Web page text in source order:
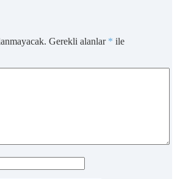
Gerekli alanlar * ile